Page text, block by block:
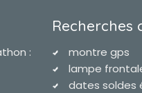
:
Recherches
montre gps
lampe
dates soldes